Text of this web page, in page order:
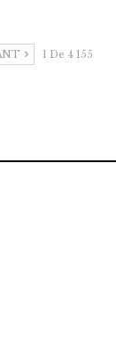
1 De 4 155